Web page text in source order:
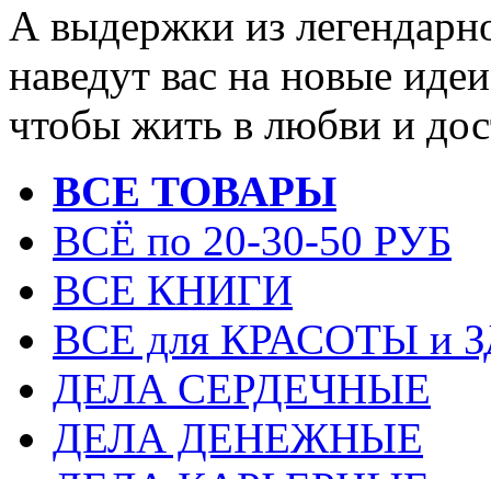
А выдержки из
наведут вас на новые
чтобы жить в любви и
ВСЕ ТОВАРЫ
ВСЁ по 20-30-50 РУБ
ВСЕ КНИГИ
ВСЕ для КРАСОТЫ и
ДЕЛА СЕРДЕЧНЫЕ
ДЕЛА ДЕНЕЖНЫЕ